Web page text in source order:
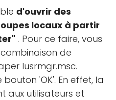
d'ouvrir des
locaux à partir
. Pour ce faire, vous
de
lusrmgr.msc.
'OK'. En effet, la
aux utilisateurs et